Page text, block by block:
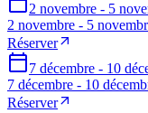
2 novembre - 5
2 novembre - 5
Réserver
7 décembre - 10
7 décembre - 10
Réserver